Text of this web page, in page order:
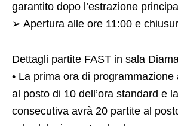
garantito dopo l’estrazione
➢ Apertura alle ore 11:00 e
Dettagli partite FAST in sala
• La prima ora di
al posto di 10 dell’ora standard e
consecutiva avrà 20 partite al